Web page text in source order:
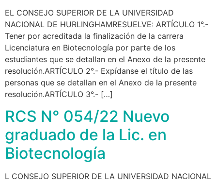
EL CONSEJO SUPERIOR DE LA UNIVERSIDAD
NACIONAL DE HURLINGHAMRESUELVE: ARTÍCULO 1°.-
Tener por acreditada la finalización de la carrera
Licenciatura en Biotecnología por parte de los
estudiantes que se detallan en el Anexo de la presente
resolución.ARTÍCULO 2°.- Expídanse el título de las
personas que se detallan en el Anexo de la presente
resolución.ARTÍCULO 3°.- […]
RCS N° 054/22 Nuevo
graduado de la Lic. en
Biotecnología
L CONSEJO SUPERIOR DE LA UNIVERSIDAD NACIONAL